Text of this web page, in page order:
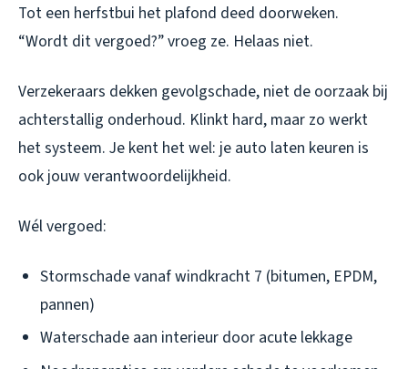
Tot een herfstbui het plafond deed doorweken.
“Wordt dit vergoed?” vroeg ze. Helaas niet.
Verzekeraars dekken gevolgschade, niet de oorzaak bij
achterstallig onderhoud. Klinkt hard, maar zo werkt
het systeem. Je kent het wel: je auto laten keuren is
ook jouw verantwoordelijkheid.
Wél vergoed:
Stormschade vanaf windkracht 7 (bitumen, EPDM,
pannen)
Waterschade aan interieur door acute lekkage